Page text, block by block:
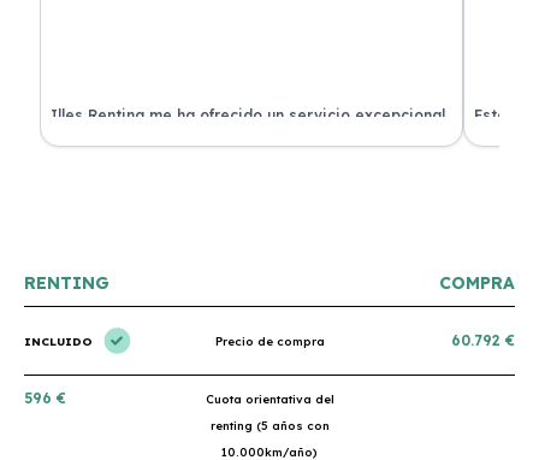
Illes Renting me ha ofrecido un servicio excepcional.
Su atención al cliente es muy buena y el coche llegó
Estoy
nuevo y
RENTING COMPRA
INCLUIDO Precio de compra 60.792 €
596 €
Cuota orientativa del
renting (5 años con
10.000km/año)